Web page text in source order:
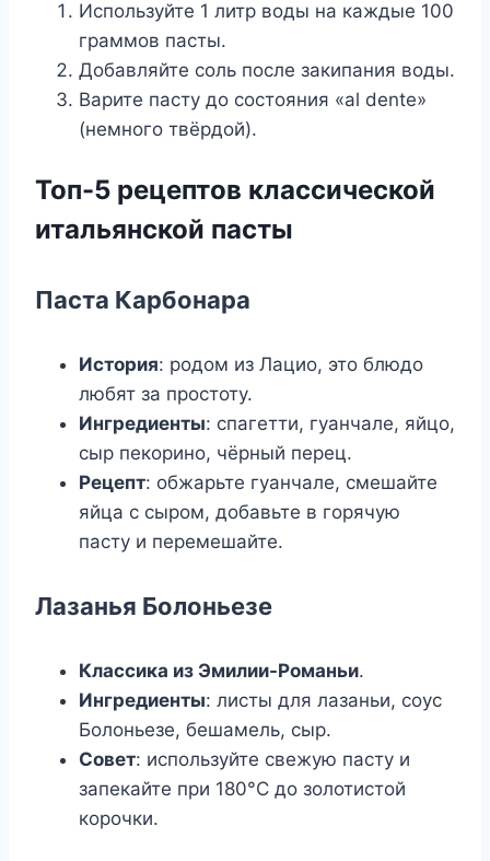
Используйте 1 литр воды на каждые 100
граммов пасты.
Добавляйте соль после закипания воды.
Варите пасту до состояния «al dente»
(немного твёрдой).
Топ-5 рецептов классической
итальянской пасты
Паста Карбонара
История: родом из Лацио, это блюдо
любят за простоту.
Ингредиенты: спагетти, гуанчале, яйцо,
сыр пекорино, чёрный перец.
Рецепт: обжарьте гуанчале, смешайте
яйца с сыром, добавьте в горячую
пасту и перемешайте.
Лазанья Болоньезе
Классика из Эмилии-Романьи.
Ингредиенты: листы для лазаньи, соус
Болоньезе, бешамель, сыр.
Совет: используйте свежую пасту и
запекайте при 180°C до золотистой
корочки.